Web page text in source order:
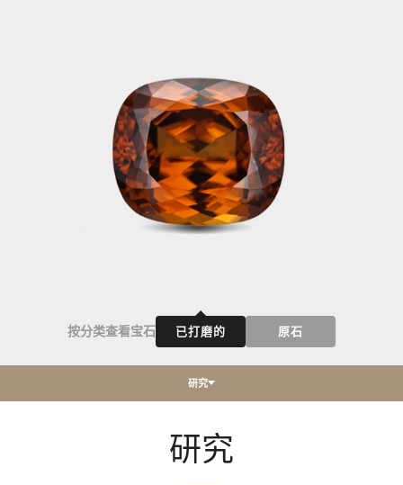
按分类查看宝石 已打磨的 原石
研究
研究